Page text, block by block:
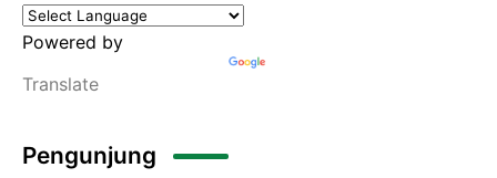
Powered by
Translate
Pengunjung